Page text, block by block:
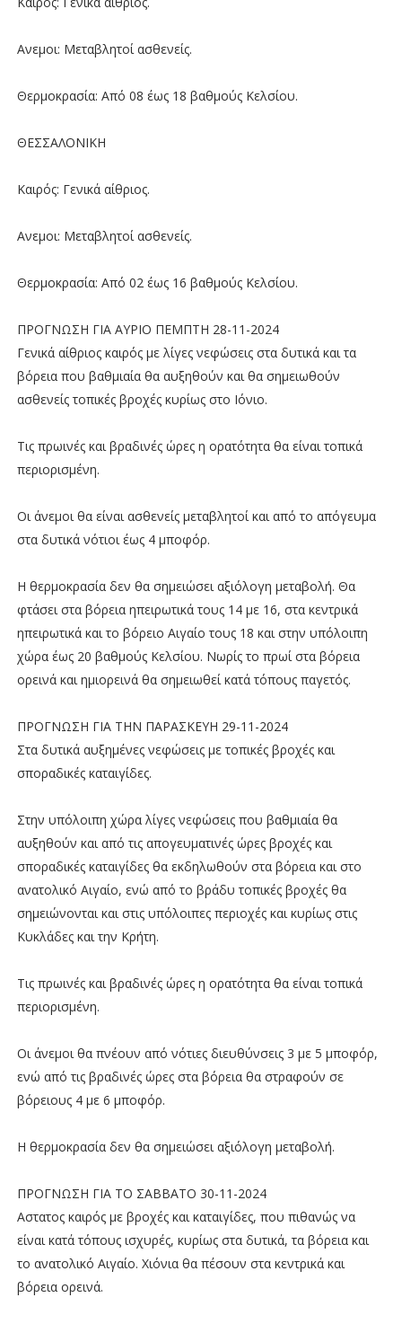
Ανεμοι: Μεταβλητοί ασθενείς.
Θερμοκρασία: Από 08 έως 18 βαθμούς Κελσίου.
ΘΕΣΣΑΛΟΝΙΚΗ
Καιρός: Γενικά αίθριος.
Ανεμοι: Μεταβλητοί ασθενείς.
Θερμοκρασία: Από 02 έως 16 βαθμούς Κελσίου.
ΠΡΟΓΝΩΣΗ ΓΙΑ ΑΥΡΙΟ ΠΕΜΠΤΗ 28-11-2024
Γενικά αίθριος καιρός με λίγες νεφώσεις στα δυτικά και τα
βόρεια που βαθμιαία θα αυξηθούν και θα σημειωθούν
ασθενείς τοπικές βροχές κυρίως στο Ιόνιο.
Τις πρωινές και βραδινές ώρες η ορατότητα θα είναι τοπικά
περιορισμένη.
Οι άνεμοι θα είναι ασθενείς μεταβλητοί και από το απόγευμα
στα δυτικά νότιοι έως 4 μποφόρ.
Η θερμοκρασία δεν θα σημειώσει αξιόλογη μεταβολή. Θα
φτάσει στα βόρεια ηπειρωτικά τους 14 με 16, στα κεντρικά
ηπειρωτικά και το βόρειο Αιγαίο τους 18 και στην υπόλοιπη
χώρα έως 20 βαθμούς Κελσίου. Νωρίς το πρωί στα βόρεια
ορεινά και ημιορεινά θα σημειωθεί κατά τόπους παγετός.
ΠΡΟΓΝΩΣΗ ΓΙΑ ΤΗΝ ΠΑΡΑΣΚΕΥΗ 29-11-2024
Στα δυτικά αυξημένες νεφώσεις με τοπικές βροχές και
σποραδικές καταιγίδες.
Στην υπόλοιπη χώρα λίγες νεφώσεις που βαθμιαία θα
αυξηθούν και από τις απογευματινές ώρες βροχές και
σποραδικές καταιγίδες θα εκδηλωθούν στα βόρεια και στο
ανατολικό Αιγαίο, ενώ από το βράδυ τοπικές βροχές θα
σημειώνονται και στις υπόλοιπες περιοχές και κυρίως στις
Κυκλάδες και την Κρήτη.
Τις πρωινές και βραδινές ώρες η ορατότητα θα είναι τοπικά
περιορισμένη.
Οι άνεμοι θα πνέουν από νότιες διευθύνσεις 3 με 5 μποφόρ,
ενώ από τις βραδινές ώρες στα βόρεια θα στραφούν σε
βόρειους 4 με 6 μποφόρ.
Η θερμοκρασία δεν θα σημειώσει αξιόλογη μεταβολή.
ΠΡΟΓΝΩΣΗ ΓΙΑ ΤΟ ΣΑΒΒΑΤΟ 30-11-2024
Αστατος καιρός με βροχές και καταιγίδες, που πιθανώς να
είναι κατά τόπους ισχυρές, κυρίως στα δυτικά, τα βόρεια και
το ανατολικό Αιγαίο. Χιόνια θα πέσουν στα κεντρικά και
βόρεια ορεινά.